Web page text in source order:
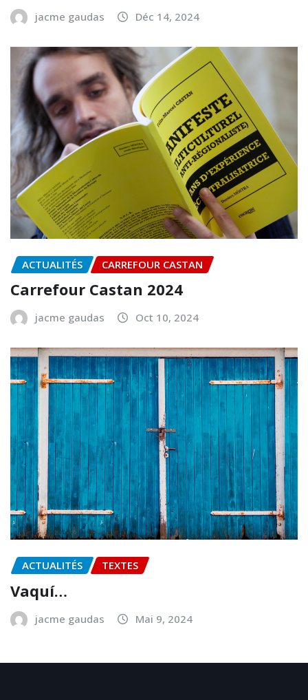
jacme gaudas Déc 14, 2024
ACTUALITÉS CARREFOUR CASTAN
Carrefour Castan 2024
jacme gaudas Oct 10, 2024
ACTUALITÉS TEXTES
Vaquí…
jacme gaudas Mai 9, 2024